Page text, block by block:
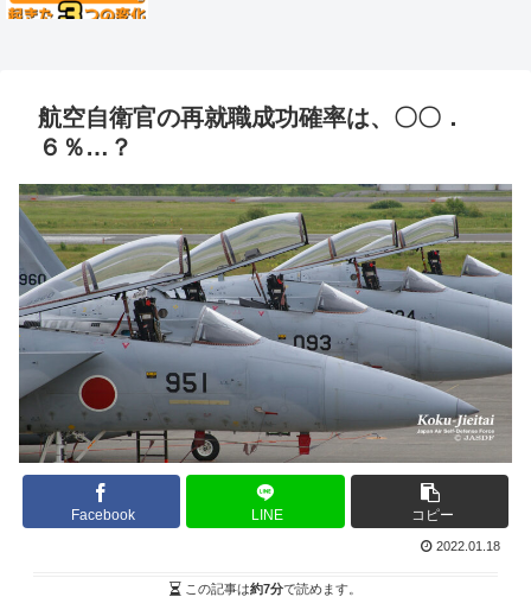
航空自衛官の再就職成功確率は、〇〇．
６％…？
Facebook LINE コピー
2022.01.18
この記事は約7分で読めます。